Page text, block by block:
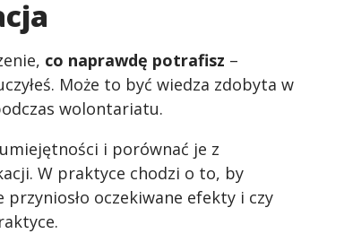
co naprawdę potrafisz –
Może to być wiedza zdobyta w
wolontariatu.
i porównać je z
W praktyce chodzi o to, by
oczekiwane efekty i czy